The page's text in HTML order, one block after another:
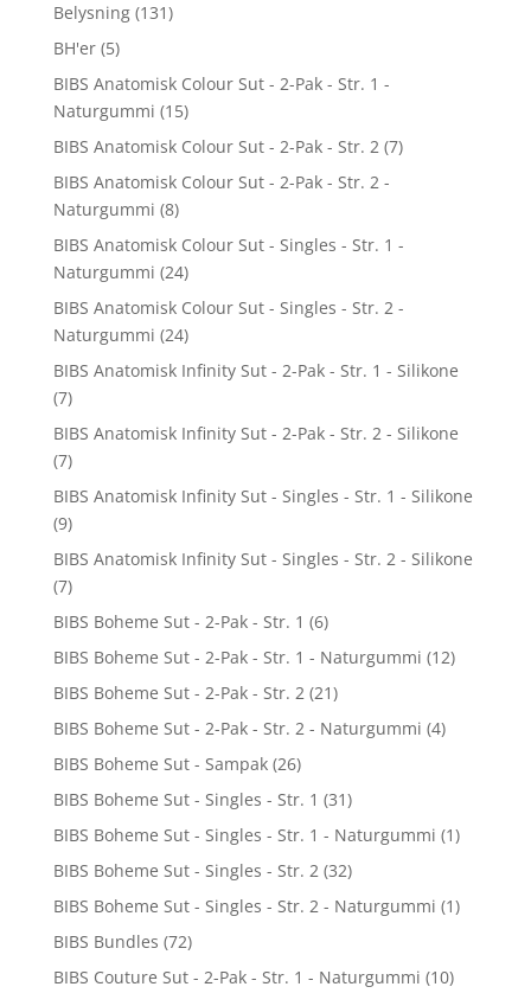
Belysning (131)
BH'er (5)
BIBS Anatomisk Colour Sut - 2-Pak - Str. 1 -
Naturgummi (15)
BIBS Anatomisk Colour Sut - 2-Pak - Str. 2 (7)
BIBS Anatomisk Colour Sut - 2-Pak - Str. 2 -
Naturgummi (8)
BIBS Anatomisk Colour Sut - Singles - Str. 1 -
Naturgummi (24)
BIBS Anatomisk Colour Sut - Singles - Str. 2 -
Naturgummi (24)
BIBS Anatomisk Infinity Sut - 2-Pak - Str. 1 - Silikone
(7)
BIBS Anatomisk Infinity Sut - 2-Pak - Str. 2 - Silikone
(7)
BIBS Anatomisk Infinity Sut - Singles - Str. 1 - Silikone
(9)
BIBS Anatomisk Infinity Sut - Singles - Str. 2 - Silikone
(7)
BIBS Boheme Sut - 2-Pak - Str. 1 (6)
BIBS Boheme Sut - 2-Pak - Str. 1 - Naturgummi (12)
BIBS Boheme Sut - 2-Pak - Str. 2 (21)
BIBS Boheme Sut - 2-Pak - Str. 2 - Naturgummi (4)
BIBS Boheme Sut - Sampak (26)
BIBS Boheme Sut - Singles - Str. 1 (31)
BIBS Boheme Sut - Singles - Str. 1 - Naturgummi (1)
BIBS Boheme Sut - Singles - Str. 2 (32)
BIBS Boheme Sut - Singles - Str. 2 - Naturgummi (1)
BIBS Bundles (72)
BIBS Couture Sut - 2-Pak - Str. 1 - Naturgummi (10)